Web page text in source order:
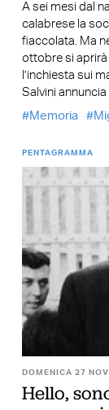
A sei mesi dal
calabrese la
fiaccolata. Ma
ottobre si
l’inchiesta sui
Salvini
Memoria
PENTAGRAMMA
DOMENICA 27
Hello,